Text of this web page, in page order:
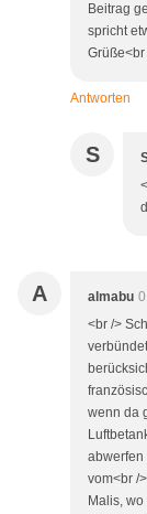
Beitrag
spricht
Grüße<br
Antworten
S
A almabu
<br />
wenn da
abwerfen
vom<br /
Malis,